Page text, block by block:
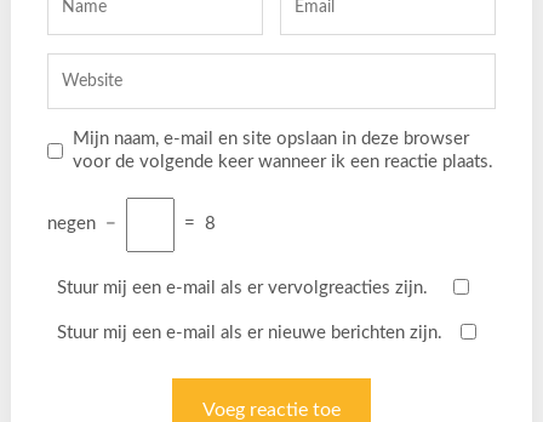
Mijn naam, e-mail en site opslaan in deze browser
voor de volgende keer wanneer ik een reactie plaats.
negen − = 8
Stuur mij een e-mail als er vervolgreacties zijn.
Stuur mij een e-mail als er nieuwe berichten zijn.